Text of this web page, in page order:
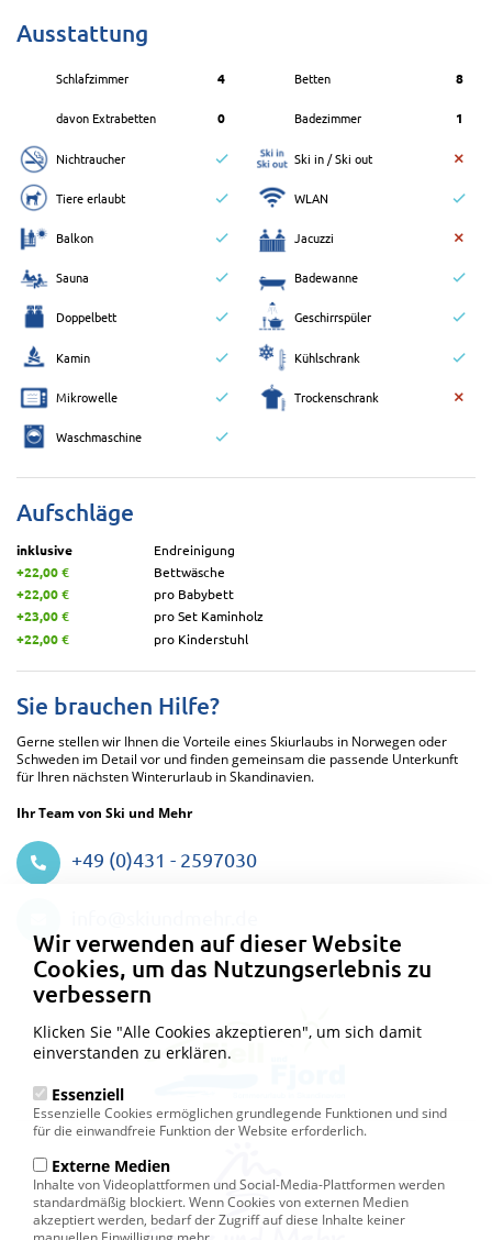
Ausstattung
Schlafzimmer 4 Betten 8
davon Extrabetten 0 Badezimmer 1
Nichtraucher Ski in / Ski out
Tiere erlaubt WLAN
Balkon Jacuzzi
Sauna Badewanne
Doppelbett Geschirrspüler
Kamin Kühlschrank
Mikrowelle Trockenschrank
Waschmaschine
Aufschläge
inklusive
Endreinigung
+22,00 €
Bettwäsche
+22,00 €
pro Babybett
+23,00 €
pro Set Kaminholz
+22,00 €
pro Kinderstuhl
Sie brauchen Hilfe?
Gerne stellen wir Ihnen die Vorteile eines Skiurlaubs in Norwegen oder
Schweden im Detail vor und finden gemeinsam die passende Unterkunft
für Ihren nächsten Winterurlaub in Skandinavien.
Ihr Team von Ski und Mehr
+49 (0)431 - 2597030
Wir verwenden auf dieser Website
Cookies, um das Nutzungserlebnis zu
verbessern
Klicken Sie "Alle Cookies akzeptieren", um sich damit
einverstanden zu erklären.
Essenziell
Essenzielle Cookies ermöglichen grundlegende Funktionen und sind
für die einwandfreie Funktion der Website erforderlich.
Externe Medien
Inhalte von Videoplattformen und Social-Media-Plattformen werden
standardmäßig blockiert. Wenn Cookies von externen Medien
akzeptiert werden, bedarf der Zugriff auf diese Inhalte keiner